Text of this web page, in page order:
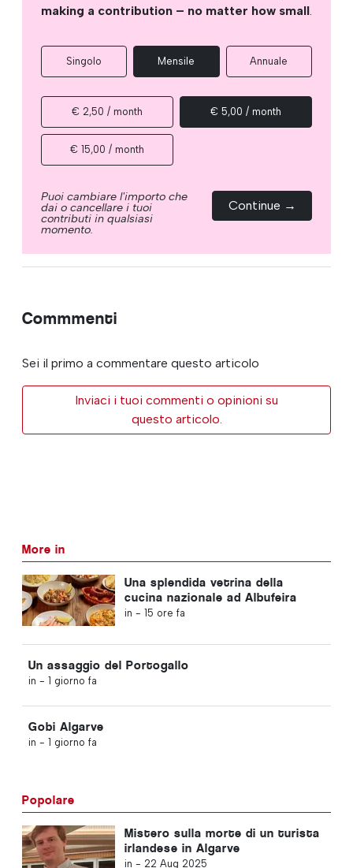
making a contribution – no matter how small.
Singolo Mensile Annuale
€ 2,50 / month € 5,00 / month
€ 15,00 / month
Puoi cambiare l'importo che
dai o cancellare i tuoi
contributi in qualsiasi
momento.
Continue →
Commmenti
Sei il primo a commentare questo articolo
Inviaci i tuoi commenti o opinioni su
questo articolo.
More in
Una splendida vetrina della
cucina nazionale ad Albufeira
in - 15 ore fa
Un assaggio del Portogallo
in - 1 giorno fa
Gobi Algarve
in - 1 giorno fa
Popolare
Mistero sulla morte di un turista
irlandese in Algarve
in - 22 Aug 2025